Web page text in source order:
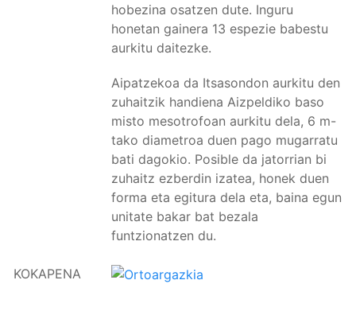
hobezina osatzen dute. Inguru
honetan gainera 13 espezie babestu
aurkitu daitezke.
Aipatzekoa da Itsasondon aurkitu den
zuhaitzik handiena Aizpeldiko baso
misto mesotrofoan aurkitu dela, 6 m-
tako diametroa duen pago mugarratu
bati dagokio. Posible da jatorrian bi
zuhaitz ezberdin izatea, honek duen
forma eta egitura dela eta, baina egun
unitate bakar bat bezala
funtzionatzen du.
KOKAPENA